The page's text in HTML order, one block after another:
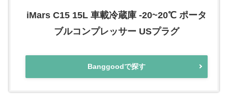
iMars C15 15L 車載冷蔵庫 -20~20℃ ポータ
ブルコンプレッサー USプラグ
Banggoodで探す